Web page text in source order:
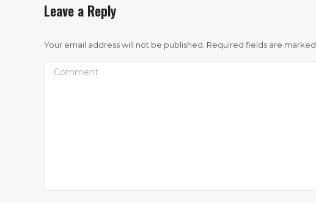
Leave a Reply
Your email address will not be published. Required fields are marked
Comment